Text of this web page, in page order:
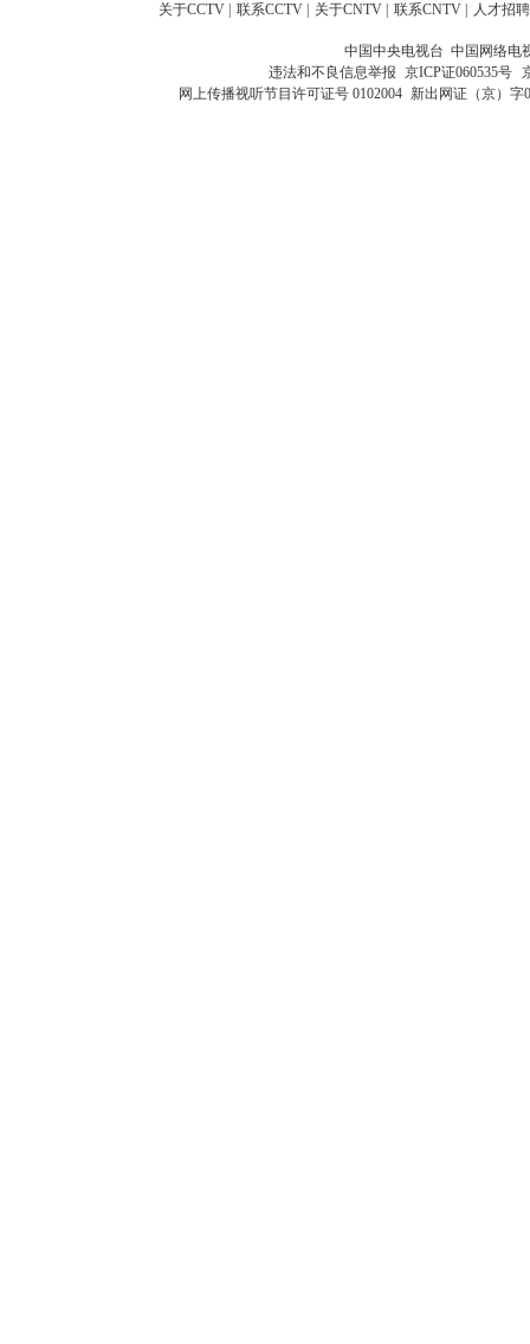
关于CCTV 联系CCTV 关于CNTV 联系CNTV 人才招聘
中国中央电视台 中国网络电
违法和不良信息举报 京ICP证060535号
网上传播视听节目许可证号 0102004 新出网证（京）